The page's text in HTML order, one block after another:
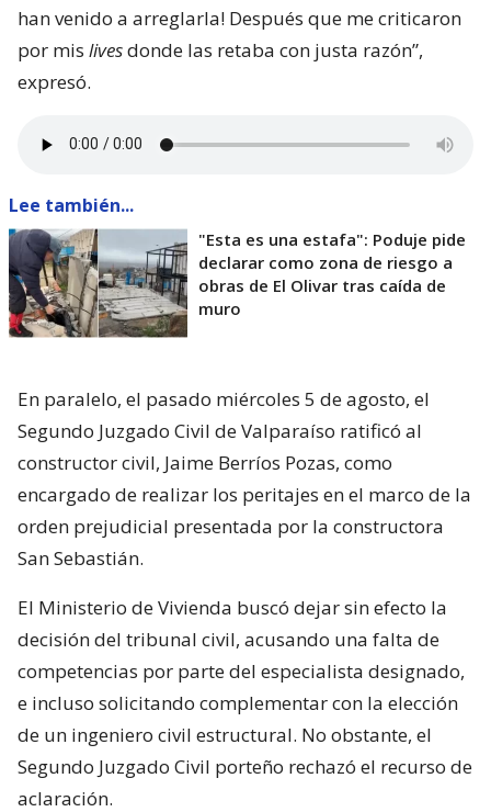
han venido a arreglarla! Después que me criticaron
por mis livesdonde las retaba con justa razón”,
expresó.
Lee también...
"Esta es una estafa": Poduje pide
declarar como zona de riesgo a
obras de El Olivar tras caída de
muro
En paralelo, el pasado miércoles 5 de agosto, el
Segundo Juzgado Civil de Valparaíso ratificó al
constructor civil, Jaime Berríos Pozas, como
encargado de realizar los peritajes en el marco de la
orden prejudicial presentada por la constructora
San Sebastián.
El Ministerio de Vivienda buscó dejar sin efecto la
decisión del tribunal civil, acusando una falta de
competencias por parte del especialista designado,
e incluso solicitando complementar con la elección
de un ingeniero civil estructural. No obstante, el
Segundo Juzgado Civil porteño rechazó el recurso de
aclaración.